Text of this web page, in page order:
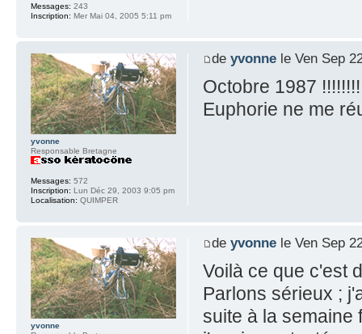
Messages: 243
Inscription: Mer Mai 04, 2005 5:11 pm
de yvonnele Ven Sep
Octobre 1987
Euphorie ne me
yvonne
Responsable Bretagne
Messages: 572
Inscription: Lun Déc 29, 2003 9:05 pm
Localisation: QUIMPER
de yvonnele Ven Sep
Voilà ce que c'est
Parlons sérieux ;
suite à la semaine
yvonne